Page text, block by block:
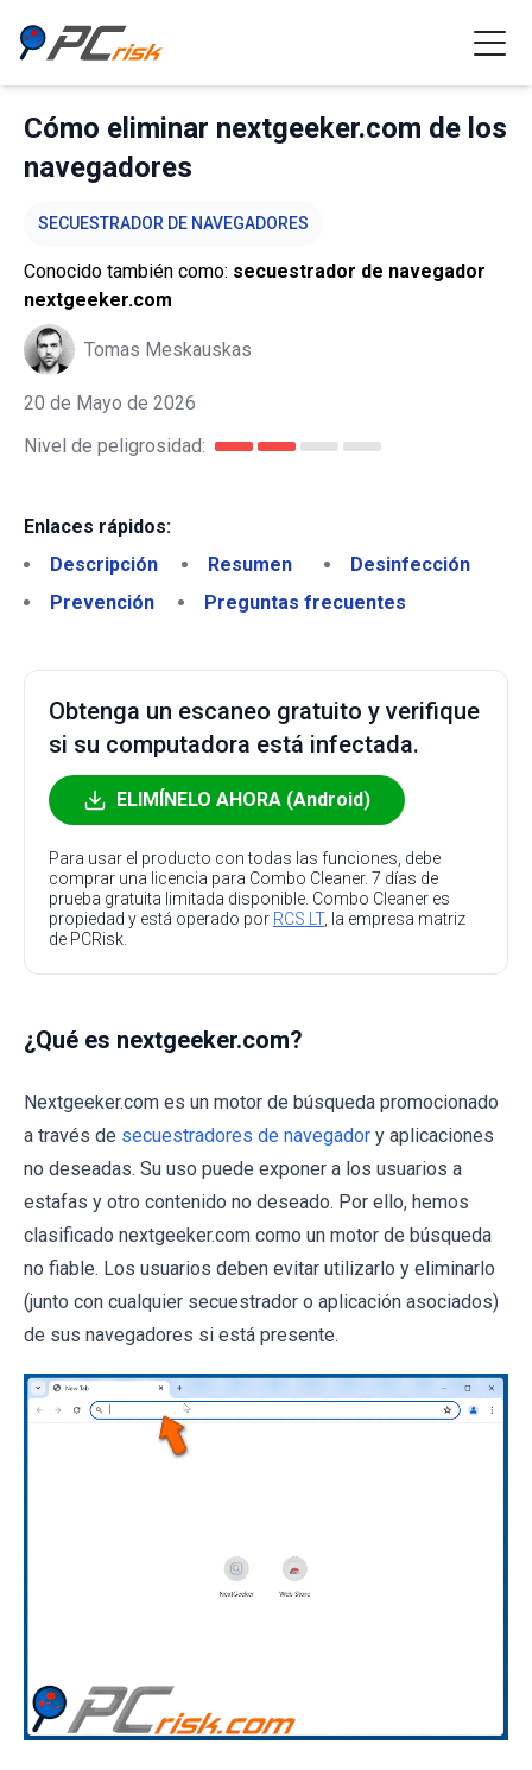
Cómo eliminar nextgeeker.com de los
navegadores
SECUESTRADOR DE NAVEGADORES
Conocido también como: secuestrador de navegador
nextgeeker.com
Tomas Meskauskas
20 de Mayo de 2026
Nivel de peligrosidad:
Enlaces rápidos:
Descripción
Resumen
Desinfección
Prevención
Preguntas frecuentes
Obtenga un escaneo gratuito y verifique
si su computadora está infectada.
ELIMÍNELO AHORA (Android)
Para usar el producto con todas las funciones, debe
comprar una licencia para Combo Cleaner. 7 días de
prueba gratuita limitada disponible. Combo Cleaner es
propiedad y está operado por RCS LT, la empresa matriz
de PCRisk.
¿Qué es nextgeeker.com?
Nextgeeker.com es un motor de búsqueda promocionado
a través de secuestradores de navegador y aplicaciones
no deseadas. Su uso puede exponer a los usuarios a
estafas y otro contenido no deseado. Por ello, hemos
clasificado nextgeeker.com como un motor de búsqueda
no fiable. Los usuarios deben evitar utilizarlo y eliminarlo
(junto con cualquier secuestrador o aplicación asociados)
de sus navegadores si está presente.